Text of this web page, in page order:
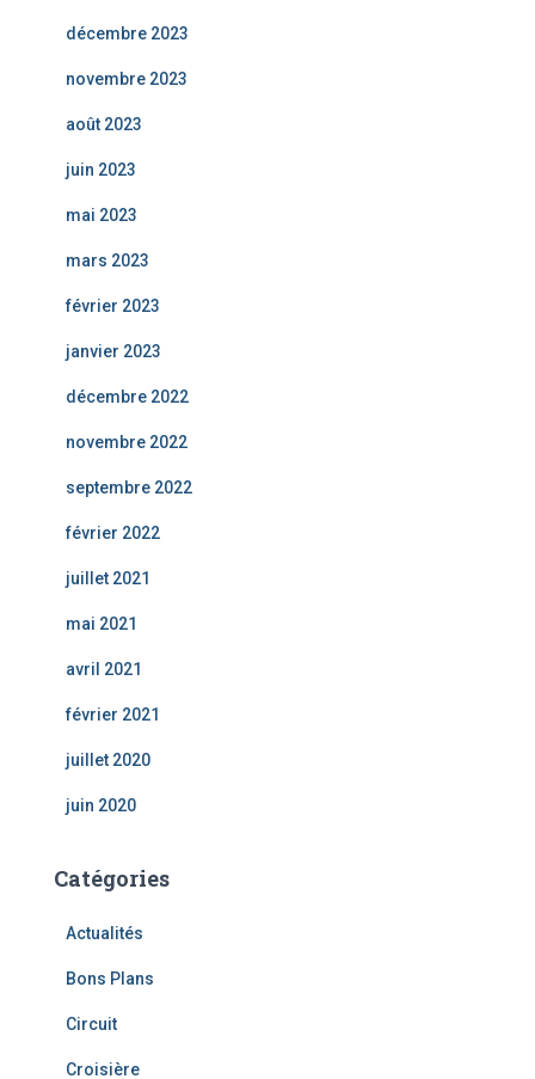
décembre 2023
novembre 2023
août 2023
juin 2023
mai 2023
mars 2023
février 2023
janvier 2023
décembre 2022
novembre 2022
septembre 2022
février 2022
juillet 2021
mai 2021
avril 2021
février 2021
juillet 2020
juin 2020
Catégories
Actualités
Bons Plans
Circuit
Croisière